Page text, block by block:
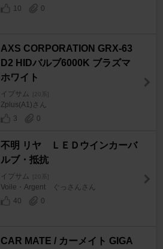
10
0
AXS CORPORATION GRX-63
D2 HIDバルブ6000K ブラズマ
ホワイト
イプサム [20系]
Zplus(A1)さん
3
0
不明 リヤ ＬＥＤウインカーバ
ルブ・抵抗
イプサム [20系]
Voile・Argent ぐっさんさん
40
0
CAR MATE / カーメイト GIGA